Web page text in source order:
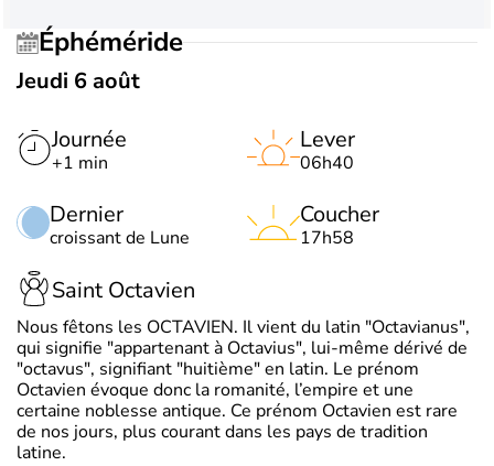
Éphéméride
Jeudi 6 août
Journée
+1 min
Dernier
croissant de Lune
Lever
06h40
Coucher
17h58
Saint Octavien
Nous fêtons les OCTAVIEN. Il vient du latin "Octavianus",
qui signifie "appartenant à Octavius", lui-même dérivé de
"octavus", signifiant "huitième" en latin. Le prénom
Octavien évoque donc la romanité, l’empire et une
certaine noblesse antique. Ce prénom Octavien est rare
de nos jours, plus courant dans les pays de tradition
latine.